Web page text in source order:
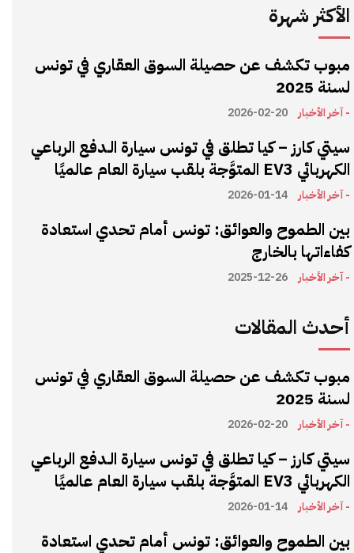
الأكثر شهرة
مبوب تكشف عن حصيلة السوق العقاري في تونس
لسنة 2025
- آخر الأخبار 2026-02-20
سيتي كارز – كيا تطلق في تونس سيارة الـدفع الرباعي
الكهربائي EV3 المتوَّجة بلقب سيارة العام عالميًا
- آخر الأخبار 2026-01-14
بين الطموح والعوائق: تونس أمام تحدي استعادة
كفاءاتها بالخارج
- آخر الأخبار 2025-12-26
أحدث المقالات
مبوب تكشف عن حصيلة السوق العقاري في تونس
لسنة 2025
- آخر الأخبار 2026-02-20
سيتي كارز – كيا تطلق في تونس سيارة الـدفع الرباعي
الكهربائي EV3 المتوَّجة بلقب سيارة العام عالميًا
- آخر الأخبار 2026-01-14
بين الطموح والعوائق: تونس أمام تحدي استعادة